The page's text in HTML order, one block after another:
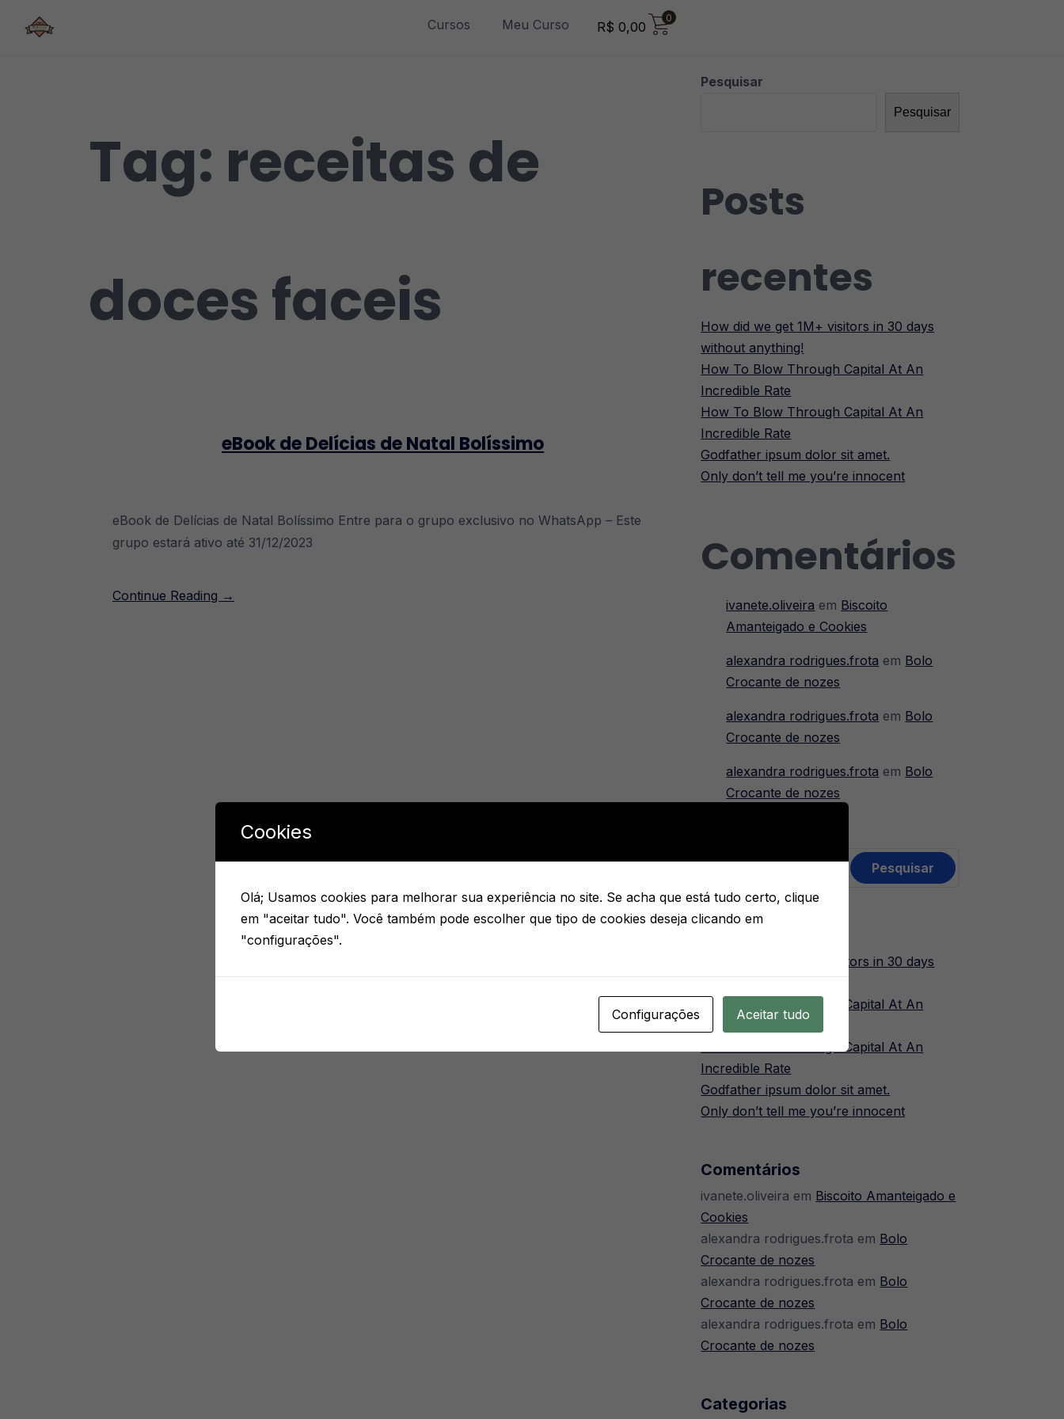
Cursos Meu Curso R$ 0,00
0
Tag: receitas de
doces faceis
eBook de Delícias de Natal Bolíssimo
eBook de Delícias de Natal Bolíssimo Entre para o grupo exclusivo no WhatsApp – Este
grupo estará ativo até 31/12/2023
Continue Reading →
Pesquisar
Pesquisar
Posts
recentes
How did we get 1M+ visitors in 30 days
without anything!
How To Blow Through Capital At An
Incredible Rate
How To Blow Through Capital At An
Incredible Rate
Godfather ipsum dolor sit amet.
Only don’t tell me you’re innocent
Comentários
ivanete.oliveira em Biscoito
Amanteigado e Cookies
alexandra rodrigues.frota em Bolo
Crocante de nozes
alexandra rodrigues.frota em Bolo
Crocante de nozes
alexandra rodrigues.frota em Bolo
Crocante de nozes
Pesquisar
How did we get 1M+ visitors in 30 days
How To Blow Through Capital At An
How To Blow Through Capital At An
Incredible Rate
Godfather ipsum dolor sit amet.
Only don’t tell me you’re innocent
Comentários
ivanete.oliveira em Biscoito Amanteigado e
Cookies
alexandra rodrigues.frota em Bolo
Crocante de nozes
alexandra rodrigues.frota em Bolo
Crocante de nozes
alexandra rodrigues.frota em Bolo
Crocante de nozes
Categorias
Cookies
Olá; Usamos cookies para melhorar sua experiência no site. Se acha que está tudo certo, clique
em "aceitar tudo". Você também pode escolher que tipo de cookies deseja clicando em
"configurações".
Configurações Aceitar tudo